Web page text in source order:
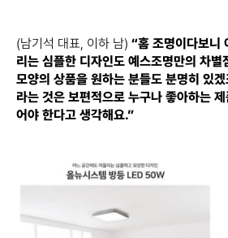
(남기석 대표, 이하 남) “홈 조명이다보니
리는 심플한 디자인도 예스조명만의 차별
모양의 상품을 원하는 분들도 분명히 있겠
라는 것은 보편적으로 누구나 좋아하는
어야 한다고 생각해요.”